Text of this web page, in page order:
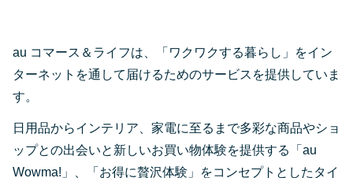
au コマース＆ライフは、「ワクワクする暮らし」をイン
ターネットを通して届けるためのサービスを提供していま
す。
日用品からインテリア、家電に至るまで多彩な商品やショ
ップとの出会いと新しいお買い物体験を提供する「au
Wowma!」、「お得に贅沢体験」をコンセプトとしたタイ